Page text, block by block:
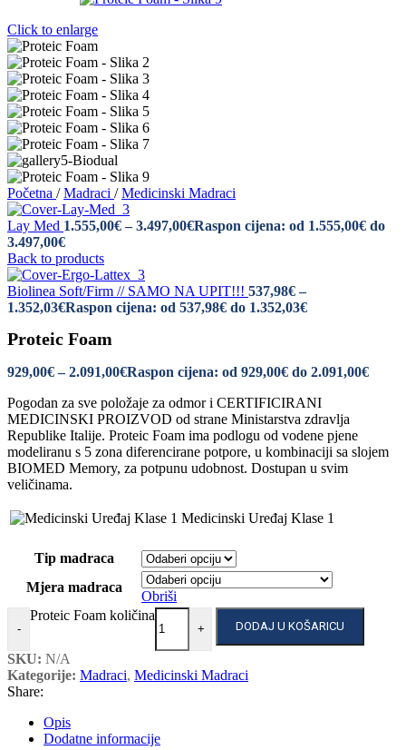
Click to enlarge
Početna / Madraci / Medicinski Madraci
Lay Med 1.555,00€ – 3.497,00€Raspon cijena: od 1.555,00€ do
3.497,00€
Back to products
Biolinea Soft/Firm // SAMO NA UPIT!!! 537,98€ –
1.352,03€Raspon cijena: od 537,98€ do 1.352,03€
Proteic Foam
929,00€ – 2.091,00€Raspon cijena: od 929,00€ do 2.091,00€
Pogodan za sve položaje za odmor i CERTIFICIRANI
MEDICINSKI PROIZVOD od strane Ministarstva zdravlja
Republike Italije. Proteic Foam ima podlogu od vodene pjene
modeliranu s 5 zona diferencirane potpore, u kombinaciji sa slojem
BIOMED Memory, za potpunu udobnost. Dostupan u svim
veličinama.
Medicinski Uređaj Klase 1
Tip madraca
Mjera madraca
Obriši
-
Proteic Foam količina
+ DODAJ U KOŠARICU
SKU: N/A
Kategorije: Madraci, Medicinski Madraci
Share:
Opis
Dodatne informacije